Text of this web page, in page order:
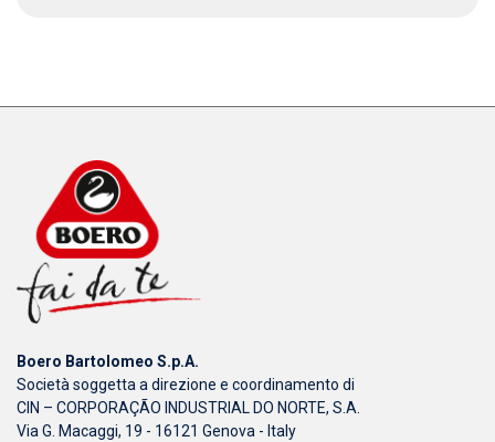
Boero Bartolomeo S.p.A.
Società soggetta a direzione e coordinamento di
CIN – CORPORAÇÃO INDUSTRIAL DO NORTE, S.A.
Via G. Macaggi, 19 - 16121 Genova - Italy